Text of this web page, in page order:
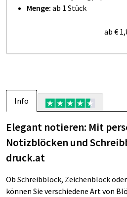
Menge: ab 1 Stück
ab €
Info
Elegant notieren: Mit
Notizblöcken und
druck.at
Ob Schreibblock, Zeichenblock
können Sie verschiedene Art von